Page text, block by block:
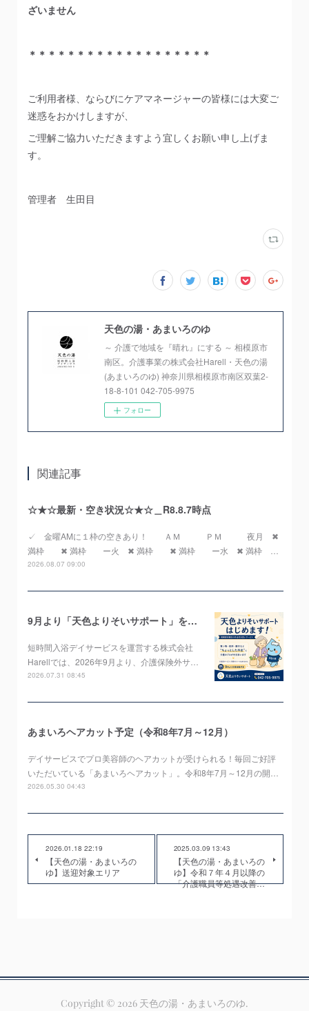
ざいません
＊＊＊＊＊＊＊＊＊＊＊＊＊＊＊＊＊＊＊
ご利用者様、ならびにケアマネージャーの皆様には大変ご
迷惑をおかけしますが、
ご理解ご協力いただきますよう宜しくお願い申し上げま
す。
管理者 生田目
天色の湯・あまいろのゆ
～ 介護で地域を『晴れ』にする ～ 相模原市
南区。介護事業の株式会社Harell・天色の湯
(あまいろのゆ) 神奈川県相模原市南区双葉2-
18-8-101 042-705-9975
フォロー
関連記事
☆★☆最新・空き状況☆★☆＿R8.8.7時点
✓ 金曜AMに１枠の空きあり！ ＡＭ ＰＭ 夜月 ✖
満枠 ✖ 満枠 ー火 ✖ 満枠 ✖ 満枠 ー水 ✖ 満枠 …
2026.08.07 09:00
9月より「天色よりそいサポート」をスタートします！
短時間入浴デイサービスを運営する株式会社
Harellでは、2026年9月より、介護保険外サ…
2026.07.31 08:45
あまいろヘアカット予定（令和8年7月～12月）
デイサービスでプロ美容師のヘアカットが受けられる！毎回ご好評
いただいている「あまいろヘアカット」。令和8年7月～12月の開…
2026.05.30 04:43
2026.01.18 22:19
【天色の湯・あまいろの
ゆ】送迎対象エリア
2025.03.09 13:43
【天色の湯・あまいろの
ゆ】令和７年４月以降の
「介護職員等処遇改善…
Copyright © 2026 天色の湯・あまいろのゆ.